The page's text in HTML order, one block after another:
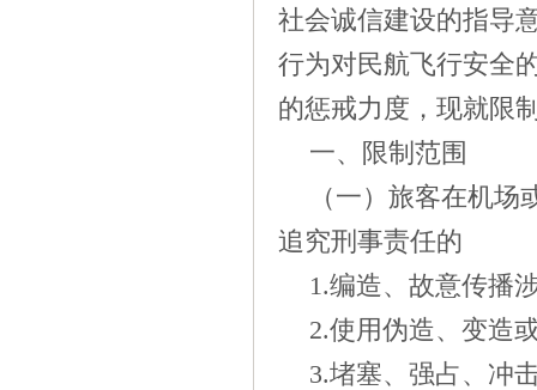
社会诚信建设的指导
行为对民航飞行安全
的惩戒力度，现就限
一、限制范围
（一）旅客在机
追究刑事责任的
1.编造、故意传播
2.使用伪造、变造
3.堵塞、强占、冲